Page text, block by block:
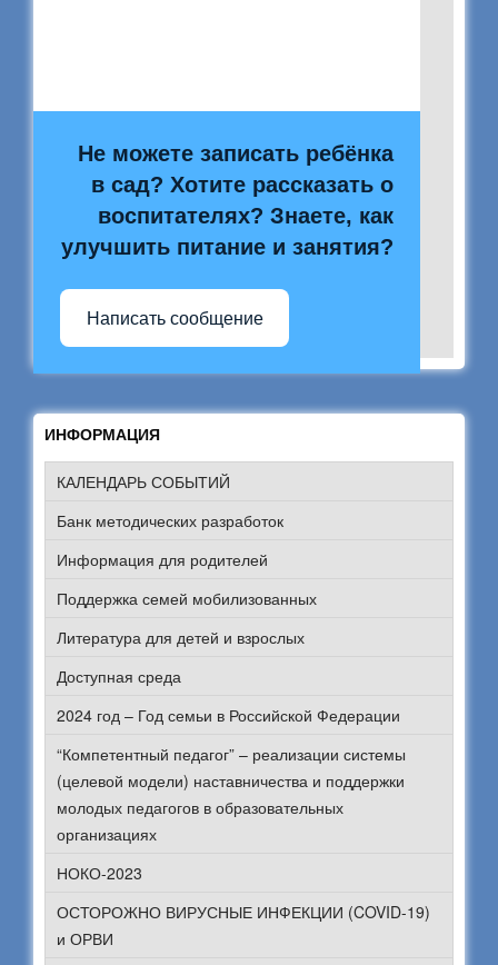
Не можете записать ребёнка
в сад? Хотите рассказать о
воспитателях? Знаете, как
улучшить питание и занятия?
Написать сообщение
ИНФОРМАЦИЯ
КАЛЕНДАРЬ СОБЫТИЙ
Банк методических разработок
Информация для родителей
Поддержка семей мобилизованных
Литература для детей и взрослых
Доступная среда
2024 год – Год семьи в Российской Федерации
“Компетентный педагог” – реализации системы
(целевой модели) наставничества и поддержки
молодых педагогов в образовательных
организациях
НОКО-2023
ОСТОРОЖНО ВИРУСНЫЕ ИНФЕКЦИИ (COVID-19)
и ОРВИ